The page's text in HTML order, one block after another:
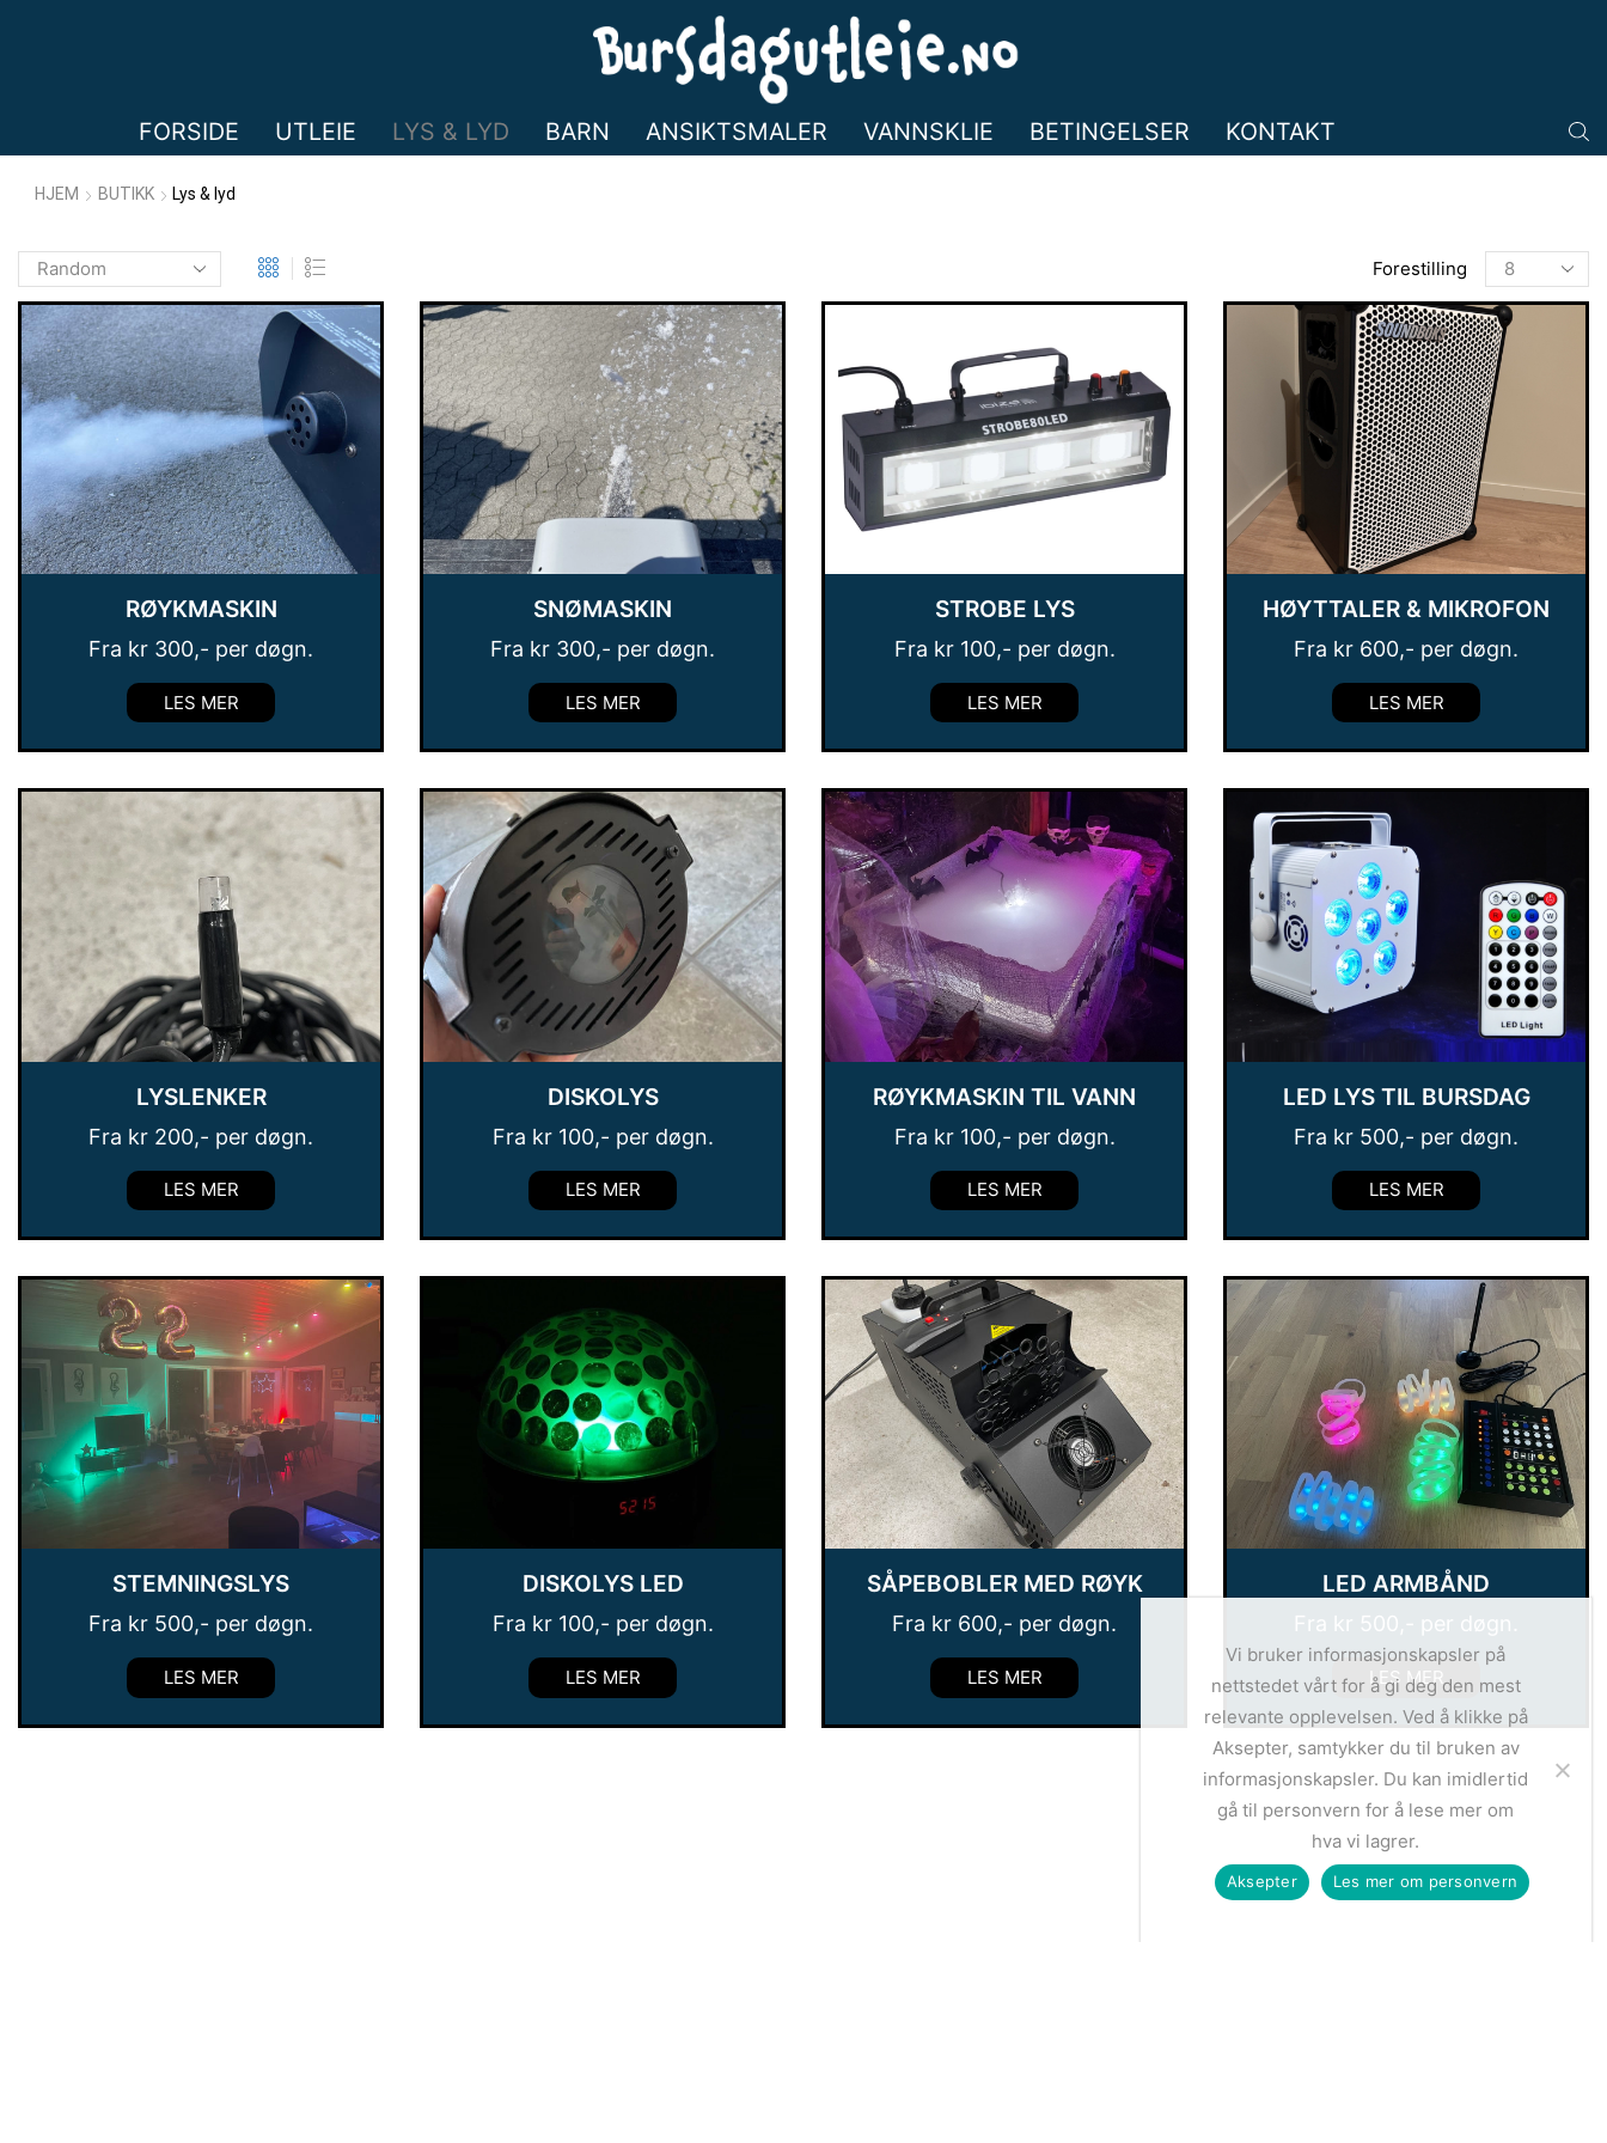
FORSIDE UTLEIE LYS & LYD BARN ANSIKTSMALER VANNSKLIE BETINGELSER KONTAKT
HJEM BUTIKK Lys & lyd
Forestilling
Produkter
per
side
RØYKMASKIN
Fra kr 300,- per døgn.
LES MER
SNØMASKIN
Fra kr 300,- per døgn.
LES MER
STROBE LYS
Fra kr100,- per døgn.
LES MER
HØYTTALER & MIKROFON
Fra kr 600,- per døgn.
LES MER
LYSLENKER
Fra kr 200,- per døgn.
LES MER
DISKOLYS
Fra kr100,- per døgn.
LES MER
RØYKMASKIN TIL VANN
Fra kr100,- per døgn.
LES MER
LED LYS TIL BURSDAG
Fra kr 500,- per døgn.
LES MER
STEMNINGSLYS
Fra kr 500,- per døgn.
LES MER
DISKOLYS LED
Fra kr100,- per døgn.
LES MER
SÅPEBOBLER MED RØYK
Fra kr 600,- per døgn.
LES MER
LED ARMBÅND
Fra kr 500 ,- per døgn.
LES MER
Vi bruker informasjonskapsler på
nettstedet vårt for å gi deg den mest
relevante opplevelsen. Ved å klikke på
Aksepter, samtykker du til bruken av
informasjonskapsler. Du kan imidlertid
gå til personvern for å lese mer om
hva vi lagrer.
Aksepter Les mer om personvern